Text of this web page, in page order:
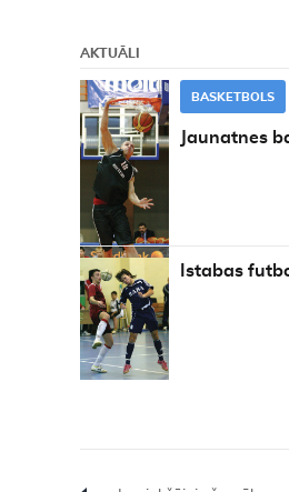
AKTUĀLI
BASKETBOLS
Jaunatnes
PROCESĀ
Istabas